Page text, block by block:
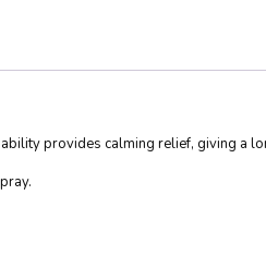
provides calming relief, giving a